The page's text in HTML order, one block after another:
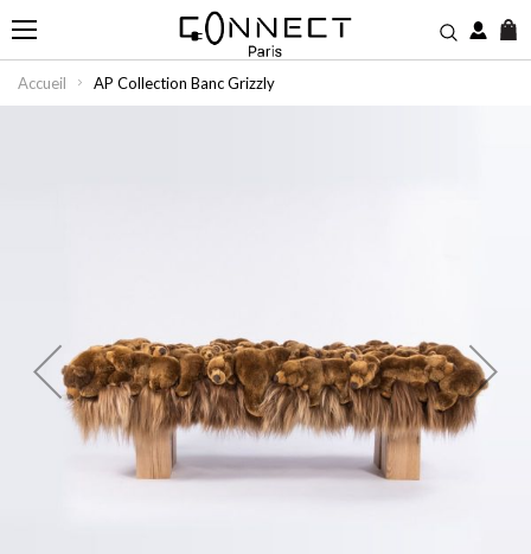
Accueil AP Collection Banc Grizzly